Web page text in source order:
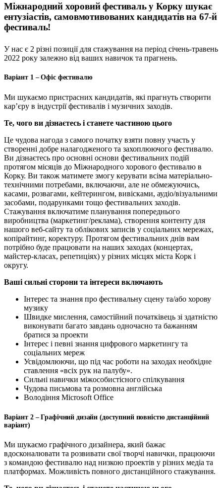
Міжнародний хоровий фестиваль у Корку шукає
ентузіастів, самовмотивованих кандидатів на 67-й
фестиваль!
У нас є 2 різні позиції для стажування на період січень-травень
2022 року залежно від ваших навичок та прагнень.
Варіант 1 – Офіс фестивалю
Ми шукаємо пристрасних кандидатів, які прагнуть створити
кар’єру в індустрії фестивалів і музичних заходів.
Те, чого ви дізнаєтесь і станете частиною цього
Це чудова нагода з самого початку взяти повну участь у
створенні добре налагодженого та захоплюючого фестивалю.
Ви дізнаєтесь про основні основи фестивальних подій
протягом місяців до Міжнародного хорового фестивалю в
Корку. Ви також матимете змогу керувати всіма матеріально-
технічними потребами, включаючи, але не обмежуючись,
касами, розвагами, кейтерингом, вивісками, аудіо/візуальними
засобами, подарунками тощо фестивальних заходів.
Стажування включатиме планування попереднього
виробництва (маркетинг/реклама), створення контенту для
нашого веб-сайту та облікових записів у соціальних мережах,
копірайтинг, коректуру. Протягом фестивальних днів вам
потрібно буде працювати на наших заходах (концертах,
майстер-класах, репетиціях) у різних місцях міста Корк і
округу.
Ваші сильні сторони та інтереси включають
Інтерес та знання про фестивальну сцену та/або хорову
музику
Швидке мислення, самостійний початківець зі здатністю
виконувати багато завдань одночасно та бажанням
братися за проекти
Інтерес і певні знання цифрового маркетингу та
соціальних мереж
Усвідомлюючи, що під час роботи на заходах необхідне
ставлення «всіх рук на палубу».
Сильні навички міжособистісного спілкування
Чудова письмова та розмовна англійська
Володіння Microsoft Office
Варіант 2 – Графічний дизайн (доступний повністю дистанційний
варіант)
Ми шукаємо графічного дизайнера, який бажає
вдосконалювати та розвивати свої творчі навички, працюючи
з командою фестивалю над низкою проектів у різних медіа та
платформах. Можливість повного дистанційного стажування.